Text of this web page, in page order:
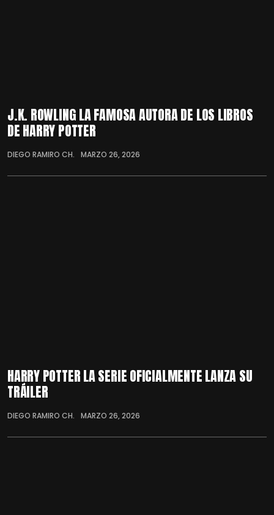
J.K. ROWLING LA FAMOSA AUTORA DE LOS LIBROS
DE HARRY POTTER
DIEGO RAMIRO CH. MARZO 26, 2026
HARRY POTTER LA SERIE OFICIALMENTE LANZA SU
TRÁILER
DIEGO RAMIRO CH. MARZO 26, 2026